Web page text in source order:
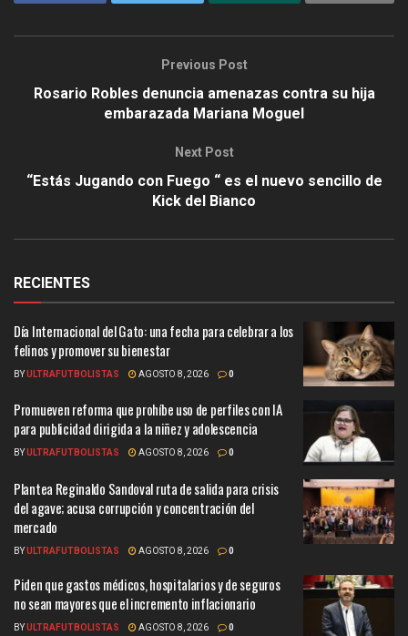
Previous Post
Rosario Robles denuncia amenazas contra su hija
embarazada Mariana Moguel
Next Post
“Estás Jugando con Fuego “ es el nuevo sencillo de
Kick del Bianco
RECIENTES
Día Internacional del Gato: una fecha para celebrar a los
felinos y promover su bienestar
BYULTRAFUTBOLISTAS AGOSTO 8, 2026 0
Promueven reforma que prohíbe uso de perfiles con IA
para publicidad dirigida a la niñez y adolescencia
BYULTRAFUTBOLISTAS AGOSTO 8, 2026 0
Plantea Reginaldo Sandoval ruta de salida para crisis
del agave; acusa corrupción y concentración del
mercado
BYULTRAFUTBOLISTAS AGOSTO 8, 2026 0
Piden que gastos médicos, hospitalarios y de seguros
no sean mayores que el incremento inflacionario
BYULTRAFUTBOLISTAS AGOSTO 8, 2026 0